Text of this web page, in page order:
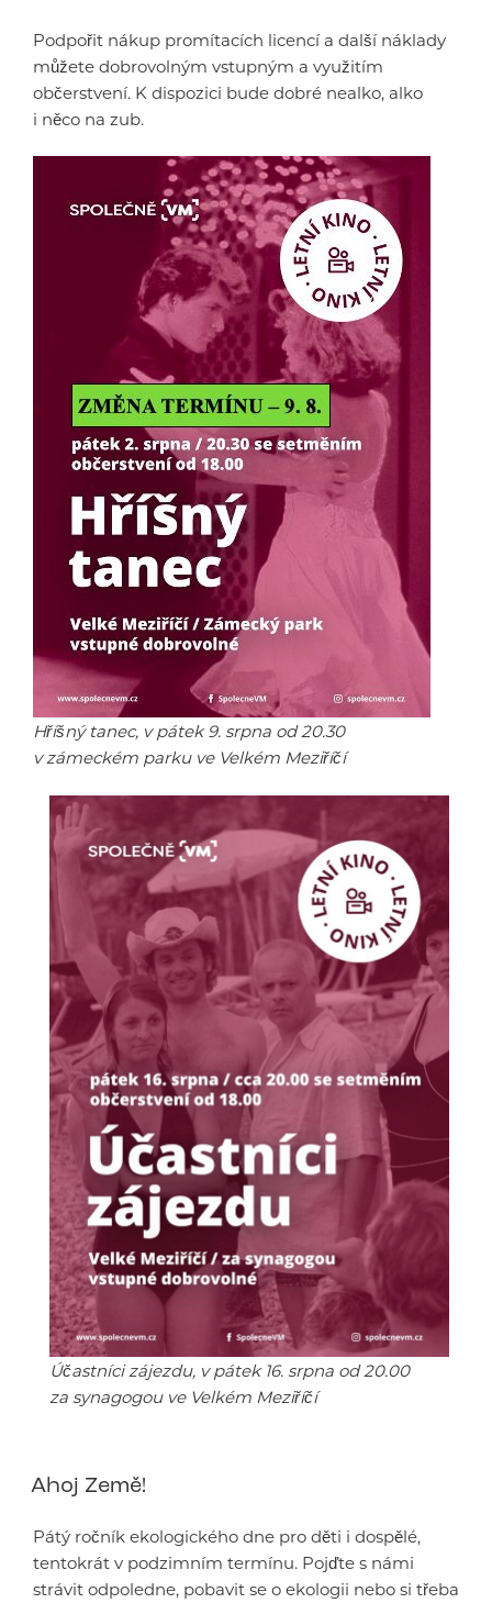
Podpořit nákup promítacích licencí a další náklady
můžete dobrovolným vstupným a využitím
občerstvení. K dispozici bude dobré nealko, alko
i něco na zub.
Hříšný tanec, v pátek 9. srpna od 20.30
v zámeckém parku ve Velkém Meziříčí
Účastníci zájezdu, v pátek 16. srpna od 20.00
za synagogou ve Velkém Meziříčí
Ahoj Země!
Pátý ročník ekologického dne pro děti i dospělé,
tentokrát v podzimním termínu. Pojďte s námi
strávit odpoledne, pobavit se o ekologii nebo si třeba